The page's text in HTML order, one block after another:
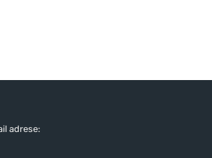
adrese: